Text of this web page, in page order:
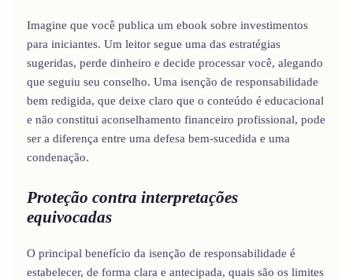
Imagine que você publica um ebook sobre investimentos
para iniciantes. Um leitor segue uma das estratégias
sugeridas, perde dinheiro e decide processar você, alegando
que seguiu seu conselho. Uma isenção de responsabilidade
bem redigida, que deixe claro que o conteúdo é educacional
e não constitui aconselhamento financeiro profissional, pode
ser a diferença entre uma defesa bem-sucedida e uma
condenação.
Proteção contra interpretações
equivocadas
O principal benefício da isenção de responsabilidade é
estabelecer, de forma clara e antecipada, quais são os limites